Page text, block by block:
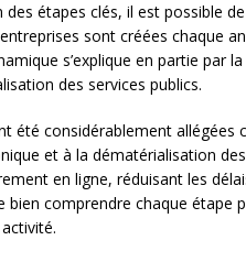
étapes clés, il est possible
sont créées chaque
s’explique en partie par
des services publics.
été considérablement allégées
et à la dématérialisation
en ligne, réduisant les
comprendre chaque étape